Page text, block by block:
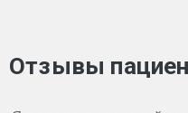
Отзывы